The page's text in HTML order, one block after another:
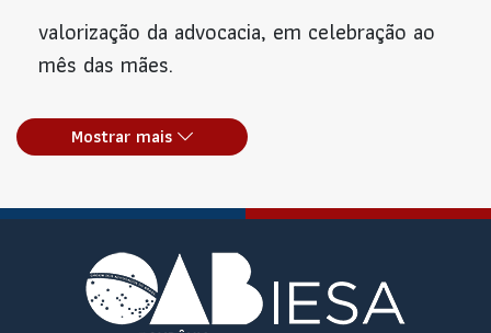
valorização da advocacia, em celebração ao
mês das mães.
Mostrar mais